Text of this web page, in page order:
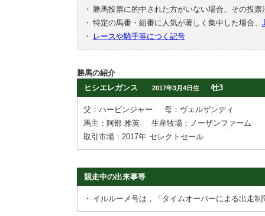
・
勝馬投票に的中された方がいない場合、その投
・ 特定の馬番・組番に人気が著しく集中した場合、
・
レースや騎手等につく記号
勝馬の紹介
ヒシエレガンス
2017年3月4日生 牡3
父：ハービンジャー
母：ヴェルザンディ
馬主：阿部 雅英
生産牧場：ノーザンファーム
取引市場：2017年 セレクトセール
競走中の出来事等
・ イルルーメ号は，「タイムオーバーによる出走